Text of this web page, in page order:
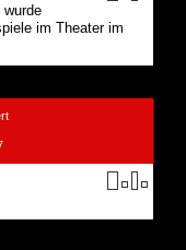
wurde
im Theater im